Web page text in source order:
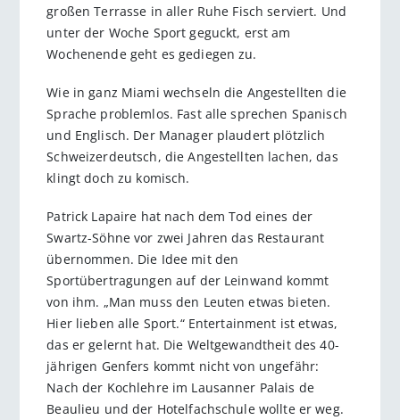
großen Terrasse in aller Ruhe Fisch serviert. Und
unter der Woche Sport geguckt, erst am
Wochenende geht es gediegen zu.
Wie in ganz Miami wechseln die Angestellten die
Sprache problemlos. Fast alle sprechen Spanisch
und Englisch. Der Manager plaudert plötzlich
Schweizerdeutsch, die Angestellten lachen, das
klingt doch zu komisch.
Patrick Lapaire hat nach dem Tod eines der
Swartz-Söhne vor zwei Jahren das Restaurant
übernommen. Die Idee mit den
Sportübertragungen auf der Leinwand kommt
von ihm. „Man muss den Leuten etwas bieten.
Hier lieben alle Sport.“ Entertainment ist etwas,
das er gelernt hat. Die Weltgewandtheit des 40-
jährigen Genfers kommt nicht von ungefähr:
Nach der Kochlehre im Lausanner Palais de
Beaulieu und der Hotelfachschule wollte er weg.